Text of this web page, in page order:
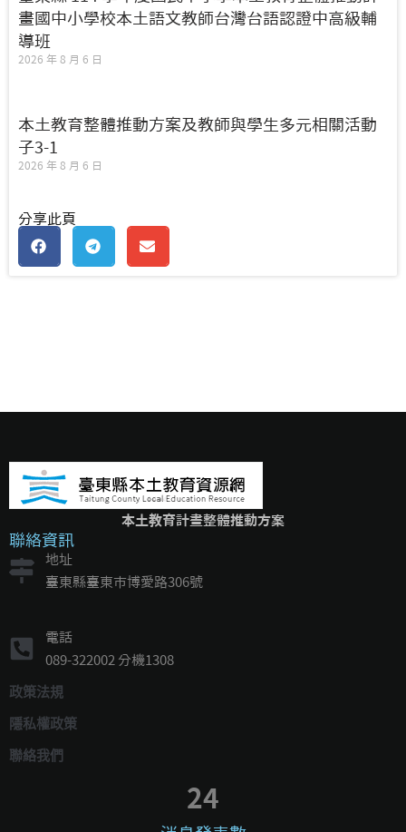
畫國中小學校本土語文教師台灣台語認證中高級輔
導班
2026 年 8 月 6 日
本土教育整體推動方案及教師與學生多元相關活動
子3-1
2026 年 8 月 6 日
分享此頁
本土教育計畫整體推動方案
聯絡資訊
地址
臺東縣臺東市博愛路306號
電話
089-322002 分機1308
政策法規
隱私權政策
聯絡我們
24